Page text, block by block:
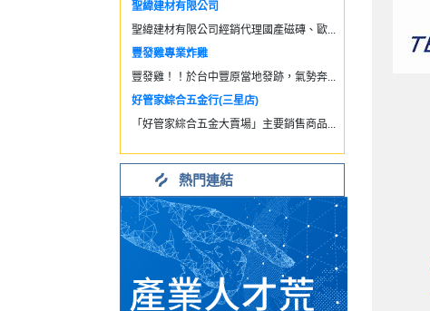
聖緯建材有限公司
聖緯建材有限公司經銷代理國產磁磚、歐...
豐發雞專業炸雞
豐發雞！！於台中豐原當地發跡，氣勢奔...
好管家綜合五金行(三星店)
「好管家綜合五金大賣場」主要銷售商品...
熱門連結